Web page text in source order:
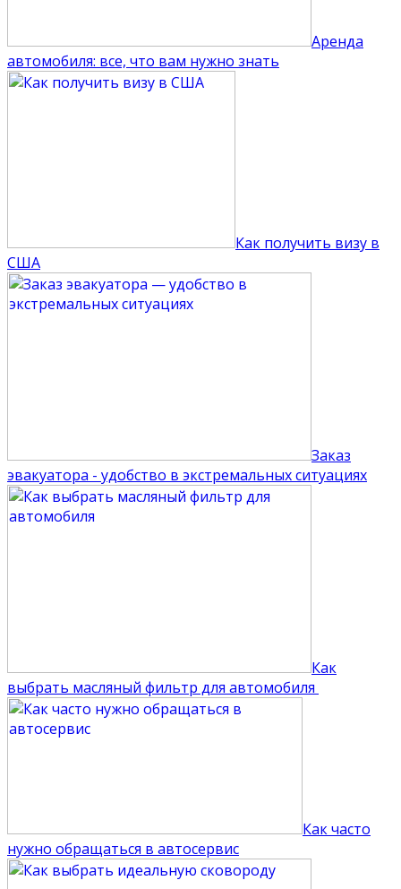
Аренда
автомобиля: все, что вам нужно знать
Как получить визу в
США
Заказ
эвакуатора - удобство в экстремальных ситуациях
Как
выбрать масляный фильтр для автомобиля
Как часто
нужно обращаться в автосервис